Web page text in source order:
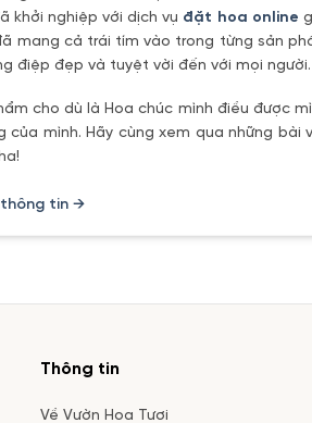
khởi nghiệp với dịch vụ đặt hoa online
mang cả trái tím vào trong từng sản
điệp đẹp và tuyệt vời đến với mọi người.
cho dù là Hoa chúc mình điều được
của mình. Hãy cùng xem qua những
tin →
Thông tin
Về Vườn Hoa Tươi